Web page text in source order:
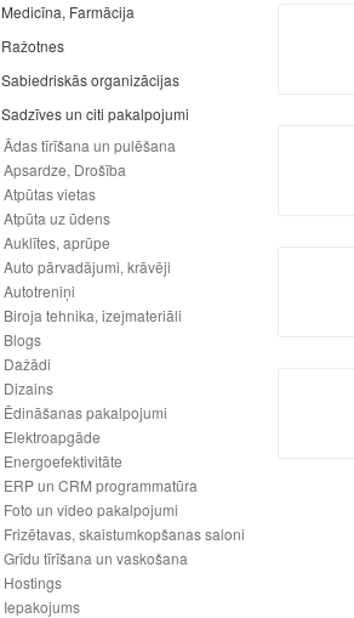
Medicīna, Farmācija
Ražotnes
Sabiedriskās organizācijas
Sadzīves un citi pakalpojumi
Ādas tīrīšana un pulēšana
Apsardze, Drošība
Atpūtas vietas
Atpūta uz ūdens
Auklītes, aprūpe
Auto pārvadājumi, krāvēji
Autotreniņi
Biroja tehnika, izejmateriāli
Blogs
Dažādi
Dizains
Ēdināšanas pakalpojumi
Elektroapgāde
Energoefektivitāte
ERP un CRM programmatūra
Foto un video pakalpojumi
Frizētavas, skaistumkopšanas saloni
Grīdu tīrīšana un vaskošana
Hostings
Iepakojums